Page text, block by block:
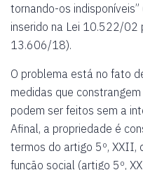
tornando-os
inserido na Lei 10.522/02
13.606/18).
O problema está no fato
medidas que
podem ser feitos sem a
Afinal, a propriedade é
termos do artigo 5º, XXII,
função social (artigo 5º,